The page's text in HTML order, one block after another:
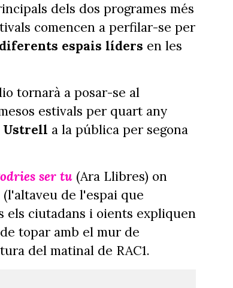
dels dos programes més
comencen a perfilar-se per
espais líders en les
tornarà a posar-se al
estivals per quart any
Ustrell a la pública per segona
ser tu (Ara Llibres) on
de l'espai que
els ciutadans i oients expliquen
topar amb el mur de
del matinal de RAC1.